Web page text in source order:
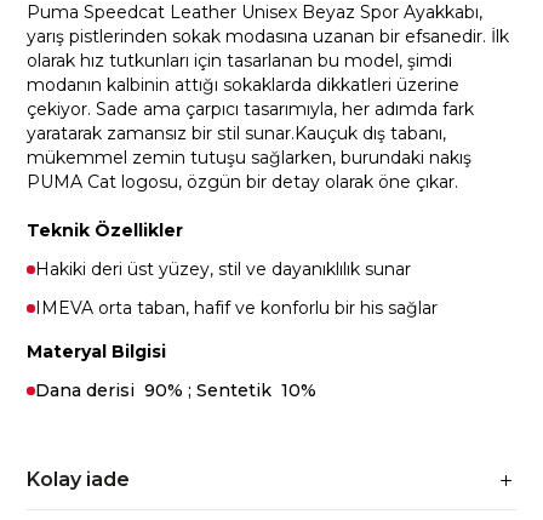
Puma Speedcat Leather Unisex Beyaz Spor Ayakkabı,
yarış pistlerinden sokak modasına uzanan bir efsanedir. İlk
olarak hız tutkunları için tasarlanan bu model, şimdi
modanın kalbinin attığı sokaklarda dikkatleri üzerine
çekiyor. Sade ama çarpıcı tasarımıyla, her adımda fark
yaratarak zamansız bir stil sunar.Kauçuk dış tabanı,
mükemmel zemin tutuşu sağlarken, burundaki nakış
PUMA Cat logosu, özgün bir detay olarak öne çıkar.
Teknik Özellikler
Hakiki deri üst yüzey, stil ve dayanıklılık sunar
IMEVA orta taban, hafif ve konforlu bir his sağlar
Materyal Bilgisi
Dana derisi 90% ; Sentetik 10%
Kolay iade